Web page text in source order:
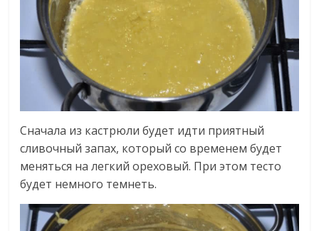
Сначала из кастрюли будет идти приятный
сливочный запах, который со временем будет
меняться на легкий ореховый. При этом тесто
будет немного темнеть.